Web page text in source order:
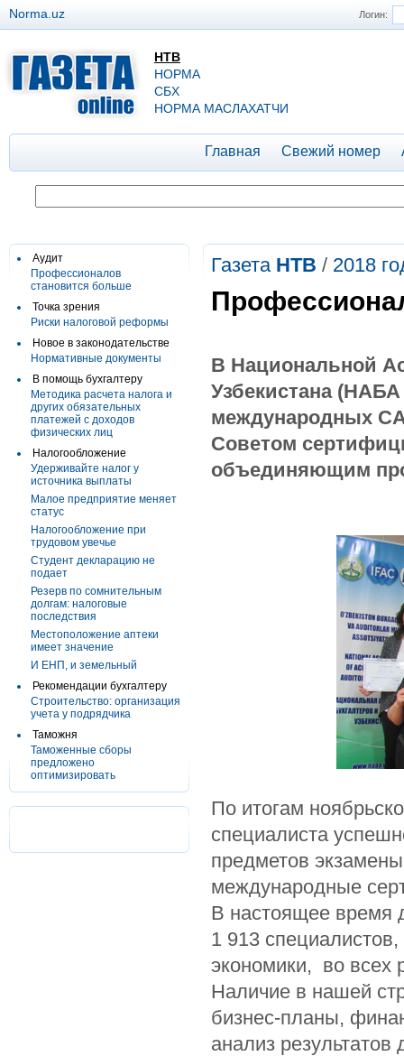
Логин:
Norma.uz
НТВ
НОРМА
СБХ
НОРМА МАСЛАХАТЧИ
Главная Свежий номер
Аудит
Профессионалов
становится больше
Точка зрения
Риски налоговой реформы
Новое в законодательстве
Нормативные документы
В помощь бухгалтеру
Методика расчета налога и
других обязательных
платежей с доходов
физических лиц
Налогообложение
Удерживайте налог у
источника выплаты
Малое предприятие меняет
статус
Налогообложение при
трудовом увечье
Студент декларацию не
подает
Резерв по сомнительным
долгам: налоговые
последствия
Местоположение аптеки
имеет значение
И ЕНП, и земельный
Рекомендации бухгалтеру
Строительство: организация
учета у подрядчика
Таможня
Таможенные сборы
предложено
оптимизировать
Газета НТВ / 2018
В Национальной
Узбекистана
международных
Советом
объединяющим
По итогам
специалиста
предметов
международные
В настоящее время
1 913
экономики, во всех
Наличие в нашей
бизнес-планы,
анализ результатов